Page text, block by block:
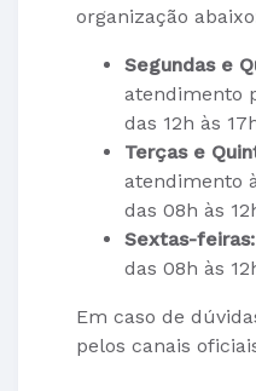
organização
Segundas e
atendimento
das 12h às
Terças e
atendimento
das 08h às
Sextas-feiras:
das 08h às
Em caso de
pelos canais